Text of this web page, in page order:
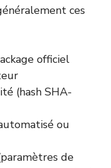
ces
officiel
(hash SHA-
ou
de